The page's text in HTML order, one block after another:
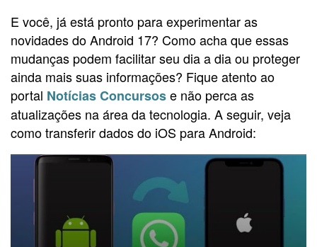
E você, já está pronto para experimentar as
novidades do Android 17? Como acha que essas
mudanças podem facilitar seu dia a dia ou proteger
ainda mais suas informações? Fique atento ao
portal Notícias Concursose não perca as
atualizações na área da tecnologia. A seguir, veja
como transferir dados do iOS para Android: